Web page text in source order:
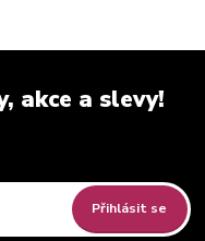
akce a slevy!
Přihlásit se